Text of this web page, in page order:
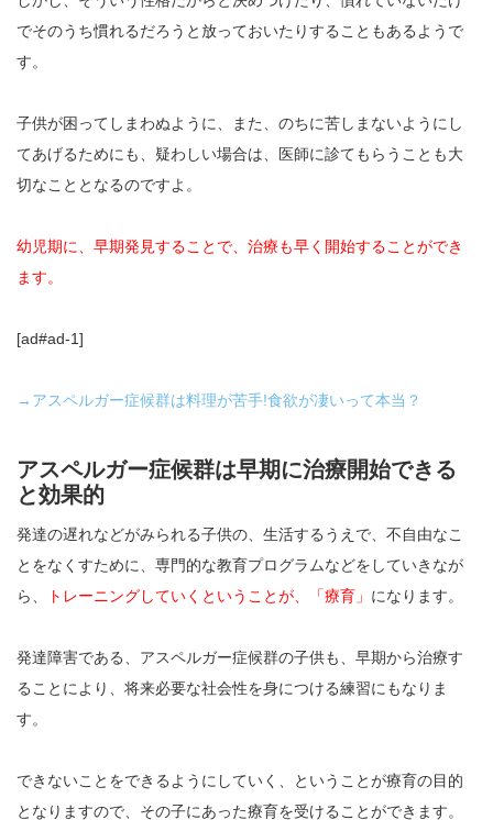
でそのうち慣れるだろうと放っておいたりすることもあるようで
す。
子供が困ってしまわぬように、また、のちに苦しまないようにし
てあげるためにも、疑わしい場合は、医師に診てもらうことも大
切なこととなるのですよ。
幼児期に、早期発見することで、治療も早く開始することができ
ます。
[ad#ad-1]
→アスペルガー症候群は料理が苦手!食欲が凄いって本当？
アスペルガー症候群は早期に治療開始できる
と効果的
発達の遅れなどがみられる子供の、生活するうえで、不自由なこ
とをなくすために、専門的な教育プログラムなどをしていきなが
ら、
トレーニングしていくということが、「療育」 になります。
発達障害である、アスペルガー症候群の子供も、早期から治療す
ることにより、将来必要な社会性を身につける練習にもなりま
す。
できないことをできるようにしていく、ということが療育の目的
となりますので、その子にあった療育を受けることができます。